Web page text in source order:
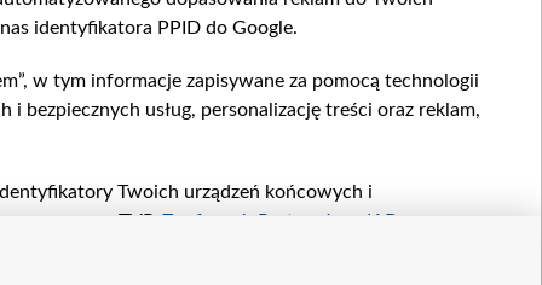
identyfikatora PPID do Google.
w tym informacje zapisywane za pomocą technologii
usług, personalizację treści oraz reklam,
Twoich urządzeń końcowych i
przez TVP, Zaufanych Partnerów z IAB